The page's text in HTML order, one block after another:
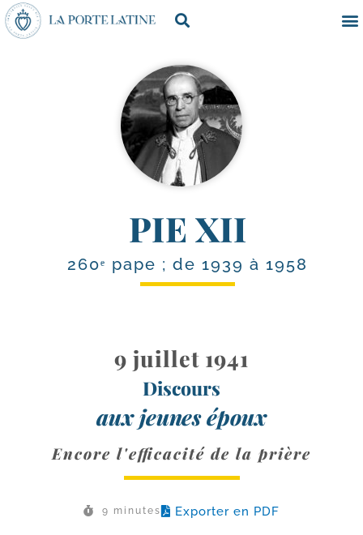
PIE XII
260ᵉ pape ; de 1939 à 1958
9 juillet 1941
Discours
aux jeunes époux
Encore l'efficacité de la prière
9 minutes Exporter en PDF